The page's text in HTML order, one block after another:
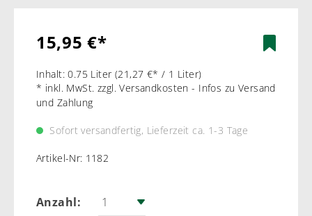
15,95 €*
Inhalt:0.75 Liter (21,27 €* / 1 Liter)
* inkl. MwSt. zzgl. Versandkosten - Infos zu Versand
und Zahlung
Sofort versandfertig, Lieferzeit ca. 1-3 Tage
Artikel-Nr: 1182
Anzahl: